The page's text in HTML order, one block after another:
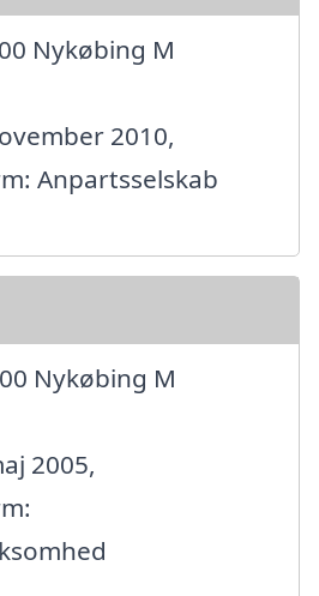
Nykøbing M
2010,
Anpartsselskab
Nykøbing M
2005,